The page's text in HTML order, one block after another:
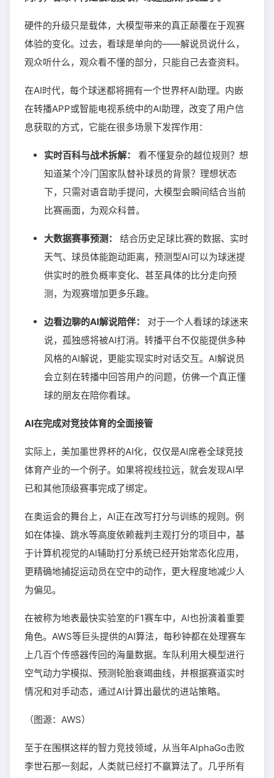
硬件的升级只是载体，大模型带来的真正颠覆在于观赛
体验的变化。过去，看球是单向的——解说员说什么，
观众听什么，观众看不懂的部分，只能自己去查资料。
在AI时代，每个球迷都将拥有一个世界杯AI助理。内嵌
在转播APP或智能电视系统中的AI助理，改变了用户信
息获取的方式，它能在很多场景下发挥作用：
实时百科与战术拆解：
看不懂复杂的越位规则？想
知道某个冷门国家队替补球员的背景？理想状态
下，只需对语音助手提问，大模型会瞬间结合当前
比赛画面，为观众科普。
大数据赛事预测：
结合历史足球比赛的数据、实时
天气、球员体能跑动距离，预测型AI可以为球迷提
供实时的胜负概率变化、甚至具体的比分走向预
测，为观赛增加更多乐趣。
边看边聊的AI解说陪伴：
对于一个人看球的球迷来
说，孤独感将被AI打消。转播平台不仅能提供多种
风格的AI解说，更能实现实时对话交互。AI解说员
会立刻在转播中回答用户的问题，仿佛一个真正懂
球的朋友在陪你看球。
AI在完成对竞技体育的全面接管
实际上，美加墨世界杯的AI化，仅仅是AI席卷全球竞技
体育产业的一个例子。如果将视线拉远，就会发现AI早
已和其他顶级赛事完成了绑定。
在奥运会的舞台上，AI正在改写打分与训练的规则。例
如在体操、跳水等高度依赖裁判主观打分的项目中，基
于计算机视觉的AI辅助打分系统已经开始常态化应用，
更精确地捕捉运动员在空中的动作，更大程度地减少人
为偏见。
在被称为地表最快实验室的F1赛车中，AI也扮演着重要
角色。AWS等巨头提供的AI算法，每秒钟都在处理赛车
上几百个传感器传回的海量数据。车队利用大模型进行
空气动力学模拟、预测轮胎衰竭曲线，并根据赛道实时
情况和对手动态，通过AI计算出最优的进站策略。
（图源：AWS）
至于在围棋这样的智力竞技领域，从当年AlphaGo击败
李世石那一刻起，人类就已经打不赢算法了。几乎所有